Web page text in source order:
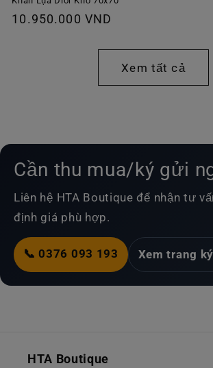
Giá
10.950.000 VND
Xem tất cả
Cần thu mua/ký gửi
Liên hệ HTA Boutique để nhận tư
định giá phù hợp.
📞 0376 093 193 Xem trang
HTA Boutique